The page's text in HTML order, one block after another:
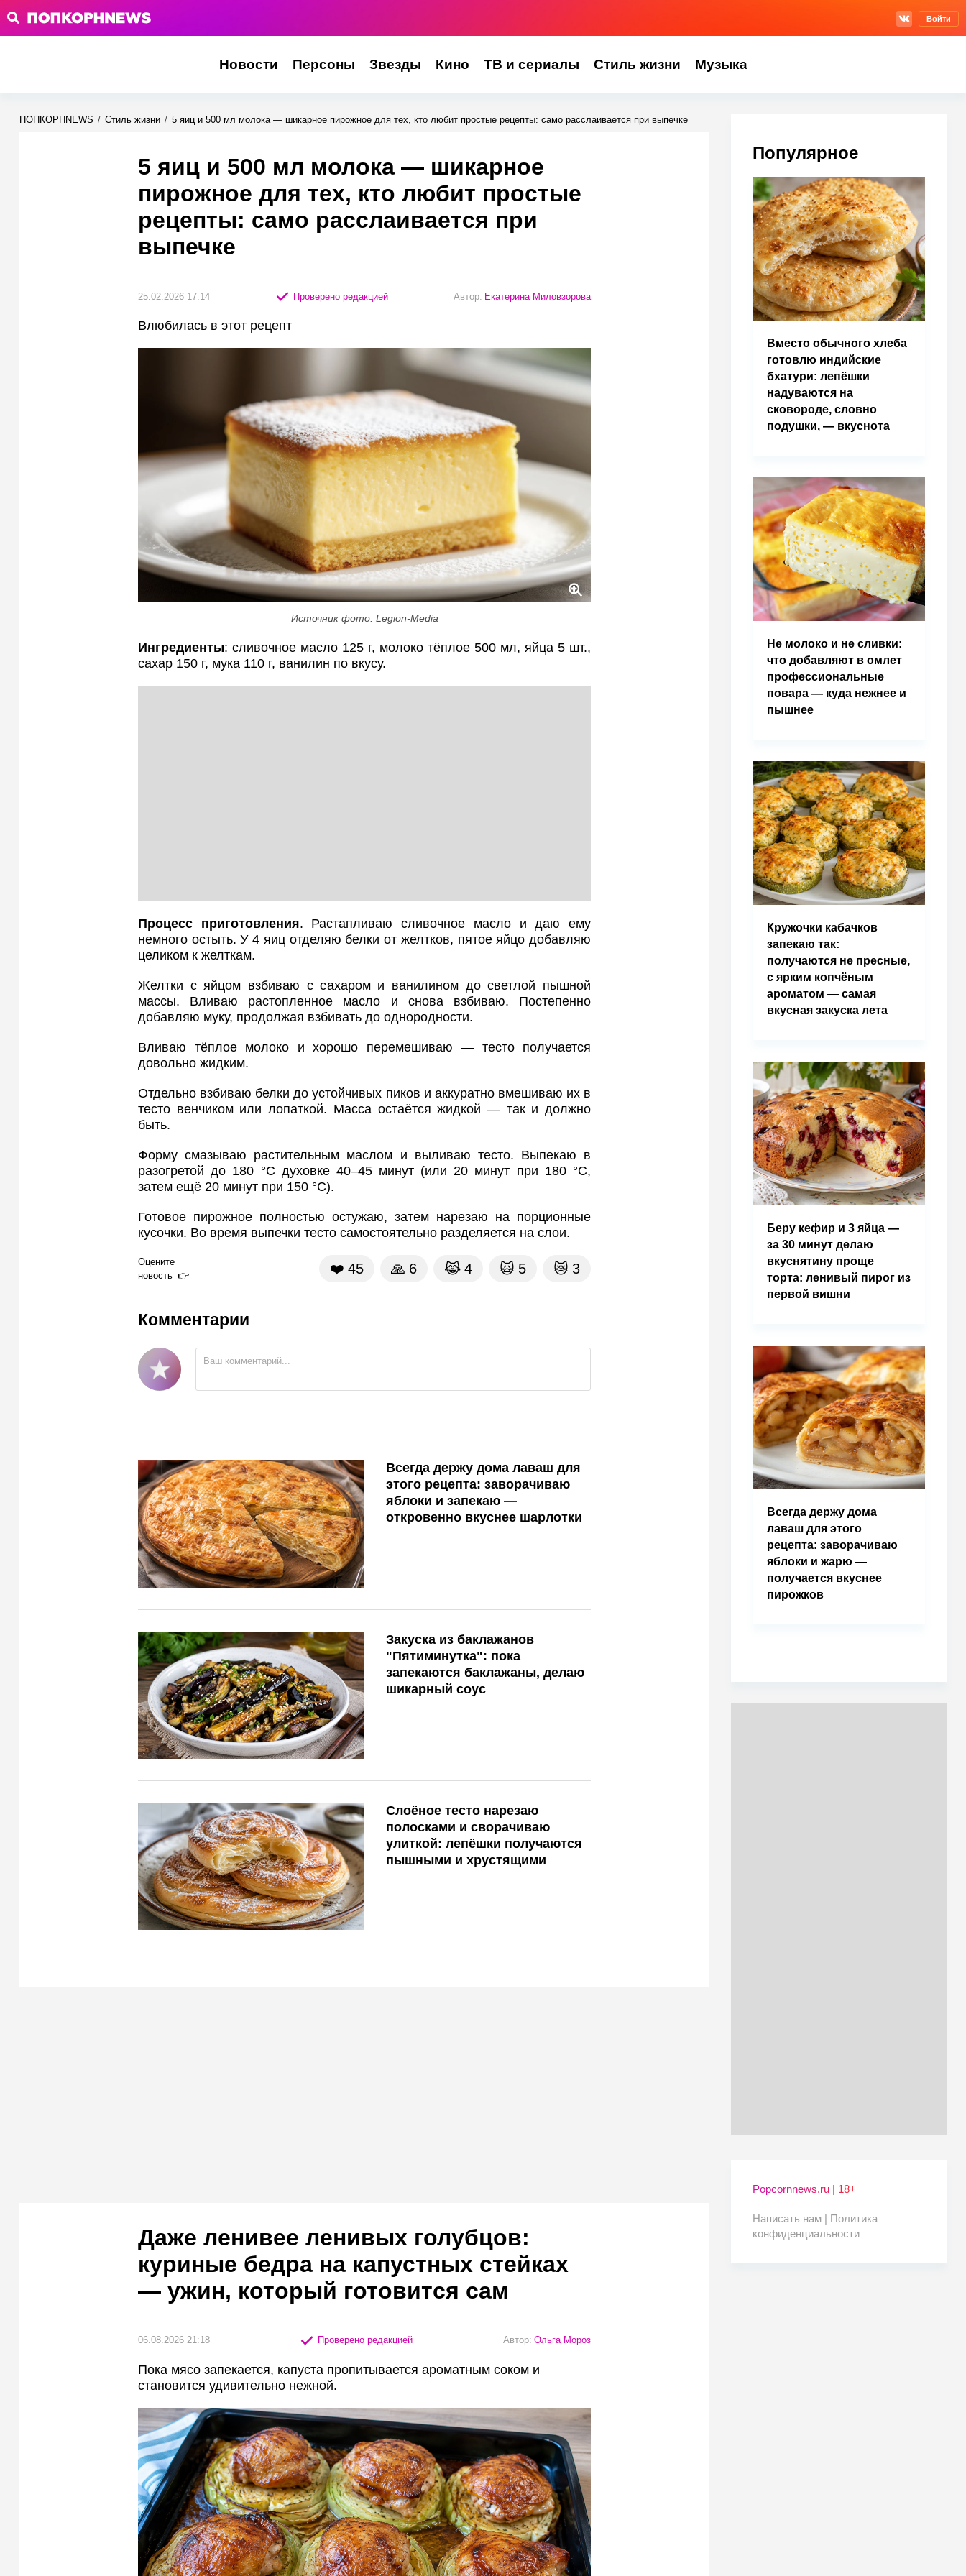
Войти
Новости Персоны Звезды Кино ТВ и сериалы Стиль жизни Музыка
ПОПКОРНNEWS / Стиль жизни / 5 яиц и 500 мл молока — шикарное пирожное для тех, кто любит простые рецепты: само расслаивается при выпечке
5 яиц и 500 мл молока — шикарное
пирожное для тех, кто любит простые
рецепты: само расслаивается при
выпечке
25.02.2026 17:14 Проверено редакцией Автор: Екатерина Миловзорова
Влюбилась в этот рецепт
Источник фото: Legion-Media
Ингредиенты: сливочное масло 125 г, молоко тёплое 500 мл, яйца 5 шт.,
сахар 150 г, мука 110 г, ванилин по вкусу.
Процесс приготовления. Растапливаю сливочное масло и даю ему
немного остыть. У 4 яиц отделяю белки от желтков, пятое яйцо добавляю
целиком к желткам.
Желтки с яйцом взбиваю с сахаром и ванилином до светлой пышной
массы. Вливаю растопленное масло и снова взбиваю. Постепенно
добавляю муку, продолжая взбивать до однородности.
Вливаю тёплое молоко и хорошо перемешиваю — тесто получается
довольно жидким.
Отдельно взбиваю белки до устойчивых пиков и аккуратно вмешиваю их в
тесто венчиком или лопаткой. Масса остаётся жидкой — так и должно
быть.
Форму смазываю растительным маслом и выливаю тесто. Выпекаю в
разогретой до 180 °C духовке 40–45 минут (или 20 минут при 180 °C,
затем ещё 20 минут при 150 °C).
Готовое пирожное полностью остужаю, затем нарезаю на порционные
кусочки. Во время выпечки тесто самостоятельно разделяется на слои.
Оцените
новость
❤️ 45 🙏 6 😹 4 🙀 5 😿 3
Комментарии
Всегда держу дома лаваш для
этого рецепта: заворачиваю
яблоки и запекаю —
откровенно вкуснее шарлотки
Закуска из баклажанов
"Пятиминутка": пока
запекаются баклажаны, делаю
шикарный соус
Слоёное тесто нарезаю
полосками и сворачиваю
улиткой: лепёшки получаются
пышными и хрустящими
Даже ленивее ленивых голубцов:
куриные бедра на капустных стейках
— ужин, который готовится сам
06.08.2026 21:18 Проверено редакцией Автор: Ольга Мороз
Пока мясо запекается, капуста пропитывается ароматным соком и
становится удивительно нежной.
Популярное
Вместо обычного хлеба
готовлю индийские
бхатури: лепёшки
надуваются на
сковороде, словно
подушки, — вкуснота
Не молоко и не сливки:
что добавляют в омлет
профессиональные
повара — куда нежнее и
пышнее
Кружочки кабачков
запекаю так:
получаются не пресные,
с ярким копчёным
ароматом — самая
вкусная закуска лета
Беру кефир и 3 яйца —
за 30 минут делаю
вкуснятину проще
торта: ленивый пирог из
первой вишни
Всегда держу дома
лаваш для этого
рецепта: заворачиваю
яблоки и жарю —
получается вкуснее
пирожков
Popcornnews.ru | 18+
Написать нам | Политика
конфиденциальности